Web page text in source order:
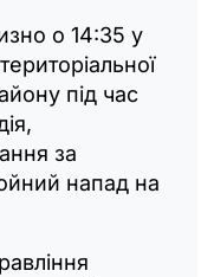
о 14:35 у
під час
за
напад на